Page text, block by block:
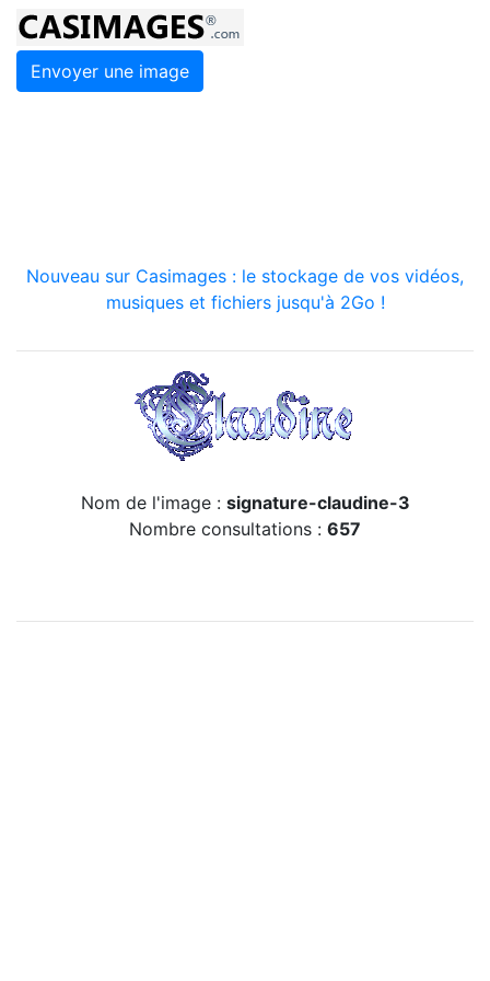
Envoyer une image
Nouveau sur Casimages : le stockage de vos vidéos,
musiques et fichiers jusqu'à 2Go !
Nom de l'image : signature-claudine-3
Nombre consultations : 657